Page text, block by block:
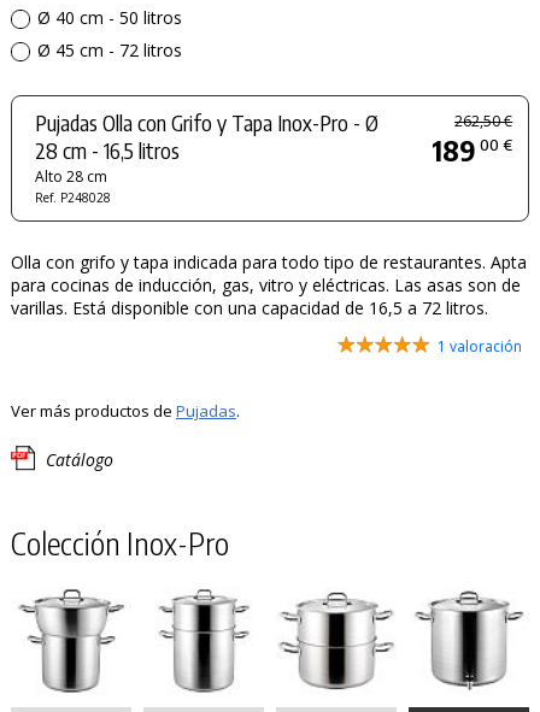
Ø 40 cm - 50 litros
Ø 45 cm - 72 litros
Pujadas Olla con Grifo y Tapa Inox-Pro - Ø
28 cm - 16,5 litros
Alto 28 cm
Ref. P248028
262,50 €
189 00 €
Olla con grifo y tapa indicada para todo tipo de restaurantes. Apta
para cocinas de inducción, gas, vitro y eléctricas. Las asas son de
varillas. Está disponible con una capacidad de 16,5 a 72 litros.
1 valoración
Ver más productos de Pujadas.
Catálogo
Colección Inox-Pro